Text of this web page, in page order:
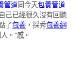
管道同今天包養管道
己已經很久沒有回聽
了包養 ，採秀包養網
。”感。